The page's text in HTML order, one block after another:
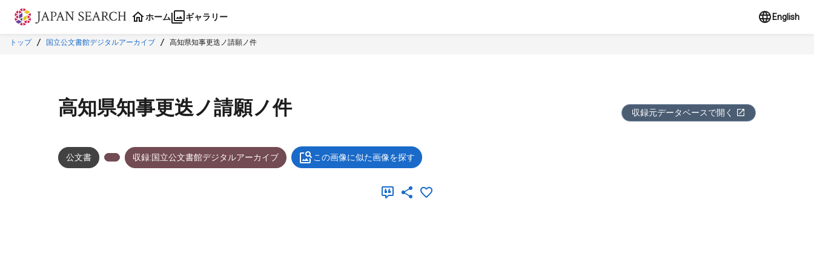
本文に飛ぶ
ホーム ギャラリー English
トップ 国立公文書館デジタルアーカイブ 高知県知事更迭ノ請願ノ件
高知県知事更迭ノ請願ノ件 収録元データベースで開く
公文書 収録:国立公文書館デジタルアーカイブ この画像に似た画像を探す